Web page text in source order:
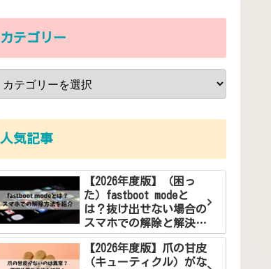
カテゴリー
人気記事
【2026年度版】（困っ
た）fastboot modeと
は？抜け出せない場合の
スマホでの解除と解決方
法
【2026年度版】爪の甘皮
（キューティクル）がな